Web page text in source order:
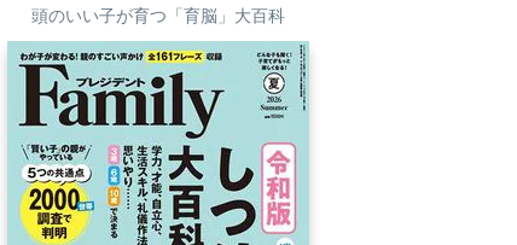
頭のいい子が育つ「育脳」大百科